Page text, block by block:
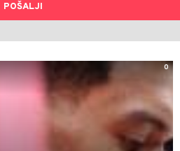
POŠALJI
0